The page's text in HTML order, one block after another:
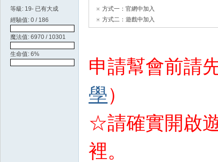
等級: 19- 已有大成
經驗值: 0 / 186
魔法值: 6970 / 10301
生命值: 6%
方式一：官網中加入
方式二：遊戲中加入
申請幫會前請
學）
☆請確實開啟
裡。